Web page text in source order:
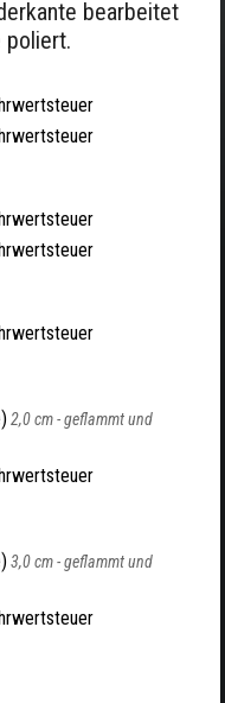
bearbeitet
poliert.
2,0 cm -geflammt und
3,0 cm -geflammt und